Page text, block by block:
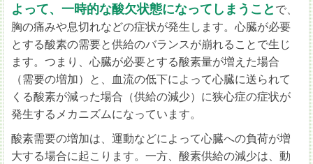
よって、一時的な酸欠状態になってしまうこと で、
胸の痛みや息切れなどの症状が発生します。心臓が必要
とする酸素の需要と供給のバランスが崩れることで生じ
ます。つまり、心臓が必要とする酸素量が増えた場合
（需要の増加）と、血流の低下によって心臓に送られて
くる酸素が減った場合（供給の減少）に狭心症の症状が
発生するメカニズムになっています。
酸素需要の増加は、運動などによって心臓への負荷が増
大する場合に起こります。一方、酸素供給の減少は、動